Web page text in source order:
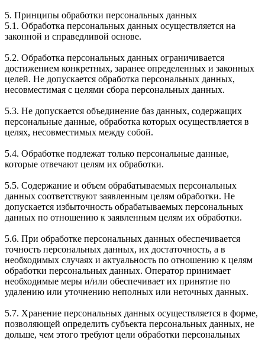
5. Принципы обработки персональных данных
5.1. Обработка персональных данных осуществляется на
законной и справедливой основе.
5.2. Обработка персональных данных ограничивается
достижением конкретных, заранее определенных и законных
целей. Не допускается обработка персональных данных,
несовместимая с целями сбора персональных данных.
5.3. Не допускается объединение баз данных, содержащих
персональные данные, обработка которых осуществляется в
целях, несовместимых между собой.
5.4. Обработке подлежат только персональные данные,
которые отвечают целям их обработки.
5.5. Содержание и объем обрабатываемых персональных
данных соответствуют заявленным целям обработки. Не
допускается избыточность обрабатываемых персональных
данных по отношению к заявленным целям их обработки.
5.6. При обработке персональных данных обеспечивается
точность персональных данных, их достаточность, а в
необходимых случаях и актуальность по отношению к целям
обработки персональных данных. Оператор принимает
необходимые меры и/или обеспечивает их принятие по
удалению или уточнению неполных или неточных данных.
5.7. Хранение персональных данных осуществляется в форме,
позволяющей определить субъекта персональных данных, не
дольше, чем этого требуют цели обработки персональных